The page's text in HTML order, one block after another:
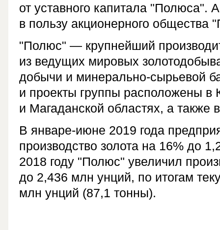
от уставного капитала "Полюса".
в пользу акционерного общества
"Полюс" — крупнейший
из ведущих мировых
добычи и минерально-сырьевой
и проекты группы расположены в
и Магаданской областях, а также
В январе-июне 2019 года
производство золота на 16% до
2018 году "Полюс" увеличил
до 2,436 млн унций, по итогам
млн унций (87,1 тонны).